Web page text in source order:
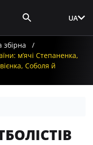
UA
збірна
м’ячі Степаненка,
Соболя й